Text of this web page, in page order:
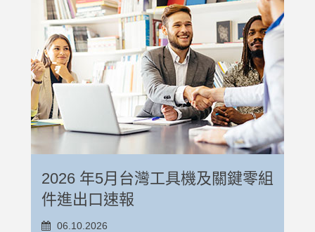
9.78億美元，較2025年同期減少3.1%。其中，金屬切
削工具機出口累計金額為8.06億美元，較去年同期減
少2.5%，金屬成型工具機出口累計金額為1.72億美
元，較去年同期減少5.7%。2026年1-6月工具機出口
前十大國家依出口金額排序為中國（含香港）、美
國、印度、越南、泰國、土耳其、馬來西亞、德國、
荷蘭及日本。相關數據請參考表1、表 2 及圖 1。
2026年6月工具機進口金額約為6,139萬美元，相較
2026年5月份成長12.1%，較2025年同(6)月成長
20.9%。其中，金屬切削工具機2026年6月進口金額
金屬成型工具機2026年6月進口金額約為1,026萬美
元，較2026年5月成長3.5%。 2026年1-6月工具機累
計進口金額為3.13億美元，較2025年同期成長
13.1%。其中，金屬切削工具機進口累計金額約為2.6
2026年5月減少8.8%，較2025年同(6)月減少8.34%。
其中，金屬切削工具機2026年6月出口金額約為1.5億
美元，相較2026年5月出口減少7%；金屬成型工具機
2026年6月出口金額為2,721萬美元，則較2026年5月
減少17.4%。 2026年1-6月工具機累計出口金額為
9.78億美元，較2025年同期減少3.1%。其中，金屬切
削工具機出口累計金額為8.06億美元，較去年同期減
少2.5%，金屬成型工具機出口累計金額為1.72億美
元，較去年同期減少5.7%。2026年1-6月工具機出口
前十大國家依出口金額排序為中國（含香港）、美
荷蘭及日本。相關數據請參考表1、表 2 及圖 1。
2026年6月工具機進口金額約為6,139萬美元，相較
2026年5月份成長12.1%，較2025年同(6)月成長
20.9%。其中，金屬切削工具機2026年6月進口金額
2026 年5月台灣工具機及關鍵零組
件進出口速報
06.10.2026